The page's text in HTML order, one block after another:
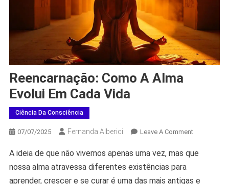
Reencarnação: Como A Alma
Evolui Em Cada Vida
Ciência Da Consciência
07/07/2025 Fernanda Alberici Leave A CommentOn
Como
Alma
A ideia de que não vivemos apenas uma vez, mas que
nossa alma atravessa diferentes existências para
aprender, crescer e se curar é uma das mais antigas e